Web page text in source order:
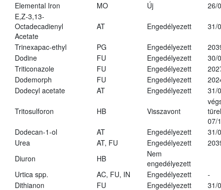
Elemental Iron
MO Új
26/
E,Z-3,13-
Octadecadienyl
Acetate
AT Engedélyezett 31/
Trinexapac-ethyl PG Engedélyezett
Dodine
FU Engedélyezett
30/
Triticonazole
FU Engedélyezett
Dodemorph
FU Engedélyezett
Dodecyl acetate
AT Engedélyezett 31/
Tritosulforon HB Visszavont
07/
Dodecan-1-ol
AT Engedélyezett
31/
Urea
AT, FU Engedélyezett
Diuron
HB
Nem
engedélyezett
Urtica spp.
AC, FU, IN Engedélyezett
-
Dithianon
FU Engedélyezett
31/